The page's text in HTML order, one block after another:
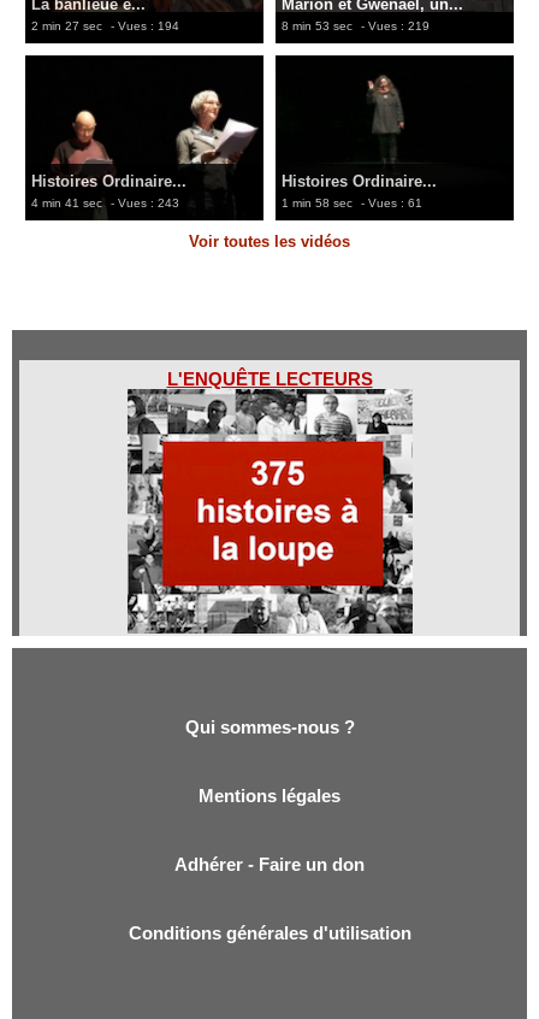
La banlieue e...
2 min 27 sec - Vues : 194
Marion et Gwenael, un...
8 min 53 sec - Vues : 219
Histoires Ordinaire...
4 min 41 sec - Vues : 243
Histoires Ordinaire...
1 min 58 sec - Vues : 61
Voir toutes les vidéos
L'ENQUÊTE LECTEURS
Qui sommes-nous ?
Mentions légales
Adhérer - Faire un don
Conditions générales d'utilisation